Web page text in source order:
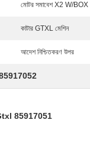
মোটর সমাবেশ X2 W/BOX
কাটার GTXL মেশিন
আদেশ নিশ্চিতকরণ উপর
Gtxl 85917051